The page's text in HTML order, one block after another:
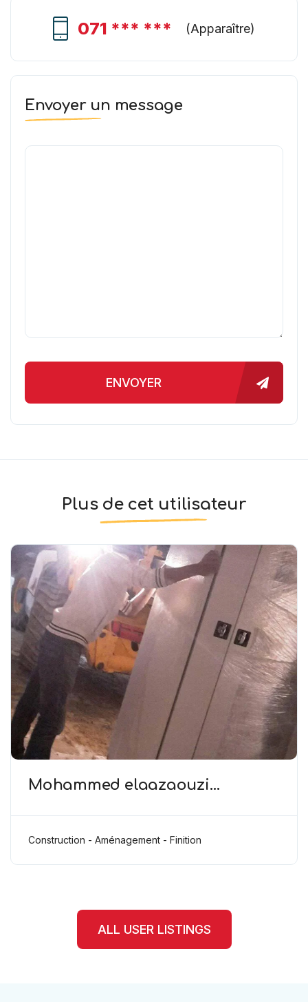
071 *** *** (Apparaître)
Envoyer un message
ENVOYER
Plus de cet utilisateur
Mohammed elaazaouzi
Construction - Aménagement - Finition
ALL USER LISTINGS